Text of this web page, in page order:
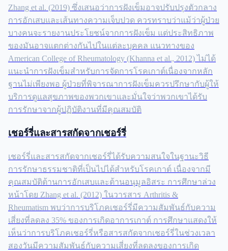
Zhang et al. (2019) ซึ่งเสนอว่าการฝังเข็มอาจปรับปรุงตัวกลาง
การอักเสบและเส้นทางความเจ็บปวด ควรทราบว่าแม้ว่าผู้ป่วย
บางคนจะรายงานประโยชน์จากการฝังเข็ม แต่ประสิทธิภาพ
ของมันอาจแตกต่างกันไปในแต่ละบุคคล แนวทางของ
American College of Rheumatology (Khanna et al., 2012) ไม่ได้
แนะนำการฝังเข็มสำหรับการจัดการโรคเกาต์เนื่องจากหลัก
ฐานไม่เพียงพอ ผู้ป่วยที่พิจารณาการฝังเข็มควรปรึกษากับผู้ให้
บริการดูแลสุขภาพของพวกเขาและมั่นใจว่าพวกเขาได้รับ
การรักษาจากผู้ปฏิบัติงานที่มีคุณสมบัติ
เชอร์รี่และสารสกัดจากเชอร์รี่
เชอร์รี่และสารสกัดจากเชอร์รี่ได้รับความสนใจในฐานะวิธี
การรักษาธรรมชาติที่เป็นไปได้สำหรับโรคเกาต์ เนื่องจากมี
คุณสมบัติต้านการอักเสบและต้านอนุมูลอิสระ การศึกษาล่วง
หน้าโดย Zhang et al. (2012) ในวารสาร Arthritis &
Rheumatism พบว่าการบริโภคเชอร์รี่มีความสัมพันธ์กับความ
เสี่ยงที่ลดลง 35% ของการเกิดอาการเกาต์ การศึกษาแสดงให้
เห็นว่าการบริโภคเชอร์รี่หรือสารสกัดจากเชอร์รี่ในช่วงเวลา
สองวันมีความสัมพันธ์กับความเสี่ยงที่ลดลงของการเกิด